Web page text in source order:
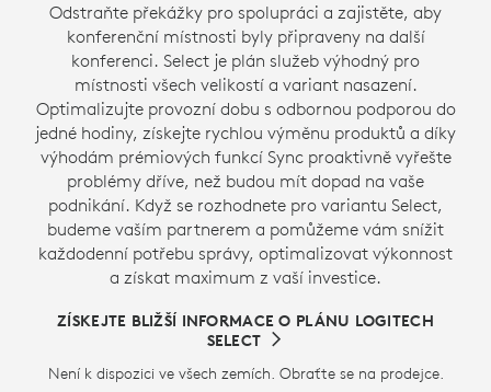
Odstraňte překážky pro spolupráci a zajistěte, aby
konferenční místnosti byly připraveny na další
konferenci. Select je plán služeb výhodný pro
místnosti všech velikostí a variant nasazení.
Optimalizujte provozní dobu s odbornou podporou do
jedné hodiny, získejte rychlou výměnu produktů a díky
výhodám prémiových funkcí Sync proaktivně vyřešte
problémy dříve, než budou mít dopad na vaše
podnikání. Když se rozhodnete pro variantu Select,
budeme vaším partnerem a pomůžeme vám snížit
každodenní potřebu správy, optimalizovat výkonnost
a získat maximum z vaší investice.
ZÍSKEJTE BLIŽŠÍ INFORMACE O PLÁNU LOGITECH
SELECT
Není k dispozici ve všech zemích. Obraťte se na prodejce.